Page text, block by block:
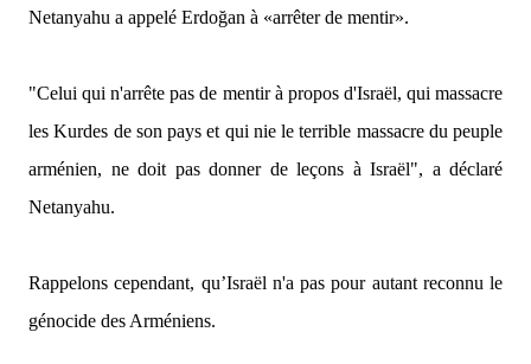
Netanyahu a appelé Erdoğan à «arrêter de mentir».
"Celui qui n'arrête pas de mentir à propos d'Israël, qui massacre
les Kurdes de son pays et qui nie le terrible massacre du peuple
arménien, ne doit pas donner de leçons à Israël", a déclaré
Netanyahu.
Rappelons cependant, qu’Israël n'a pas pour autant reconnu le
génocide des Arméniens.